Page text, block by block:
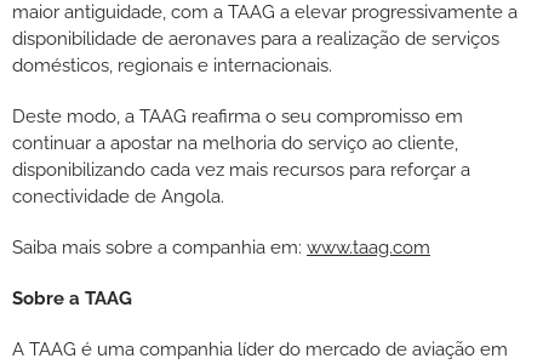
maior antiguidade, com a TAAG a elevar progressivamente a
disponibilidade de aeronaves para a realização de serviços
domésticos, regionais e internacionais.
Deste modo, a TAAG reafirma o seu compromisso em
continuar a apostar na melhoria do serviço ao cliente,
disponibilizando cada vez mais recursos para reforçar a
conectividade de Angola.
Saiba mais sobre a companhia em: www.taag.com
Sobre a TAAG
A TAAG é uma companhia líder do mercado de aviação em